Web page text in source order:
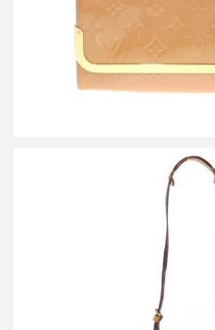
ルイヴィトン 1992 Amazon
ノグラムショル